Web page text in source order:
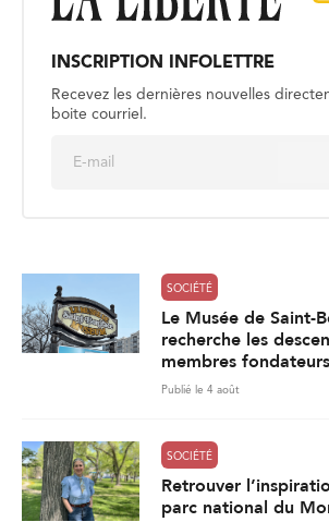
INSCRIPTION INFOLETTRE
Recevez les dernières nouvelles
boite courriel.
SOCIÉTÉ
Le Musée de Saint-
recherche les
membres fondateurs
Publié le 4 août
SOCIÉTÉ
Retrouver
parc national du